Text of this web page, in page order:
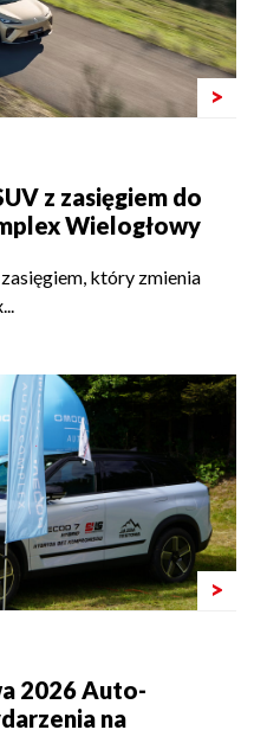
>
z zasięgiem do
Wielogłowy
który zmienia
>
2026 Auto-
na